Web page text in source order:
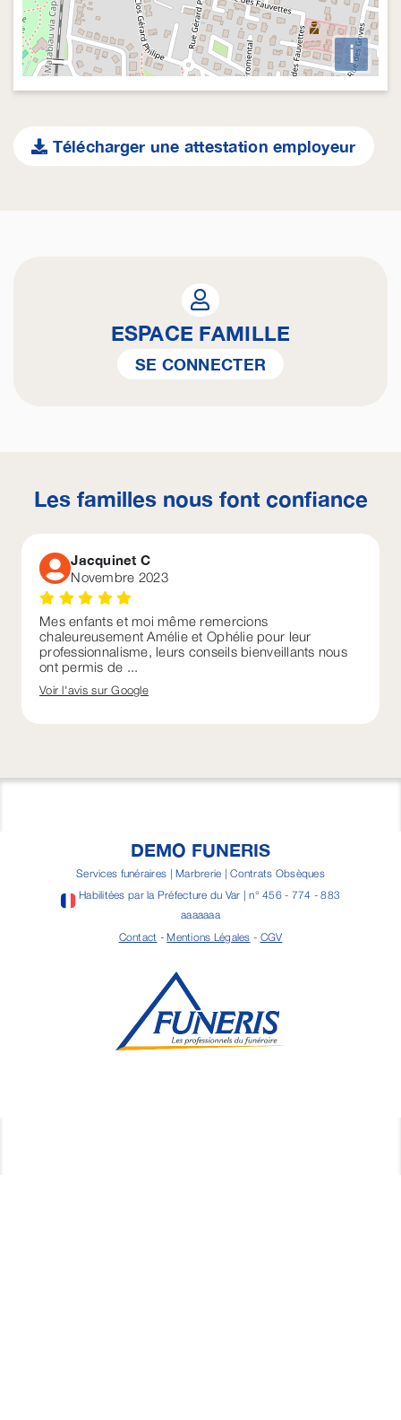
i
Télécharger une attestation employeur
ESPACE FAMILLE
SE CONNECTER
Les familles nous font confiance
Jacquinet C
Novembre 2023
Mes enfants et moi même remercions
chaleureusement Amélie et Ophélie pour leur
professionnalisme, leurs conseils bienveillants nous
ont permis de ...
Voir l'avis sur Google
DEMO FUNERIS
Services funéraires | Marbrerie | Contrats Obsèques
Habilitées par la Préfecture du Var | n° 456 - 774 - 883
aaaaaaa
Contact -Mentions Légales - CGV